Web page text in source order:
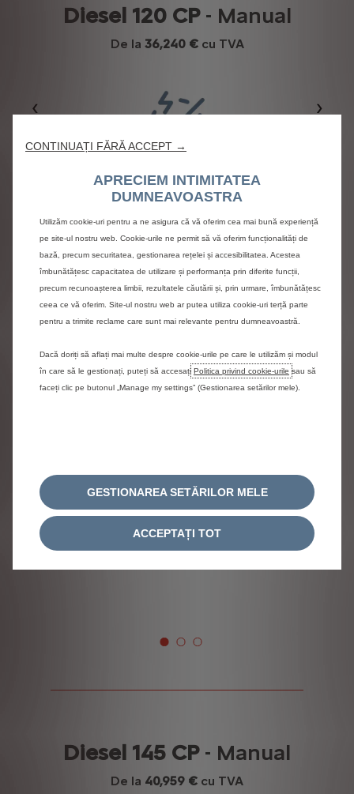
Diesel 120 CP - Manual
De la 36,240 €cu TVA
Précédent
120CP
Diesel 145 CP- Automat
Précédent
Diesel 145 CP - Manual
De la 40,959 € cu TVA
CONTINUAȚI FĂRĂ ACCEPT →
APRECIEM INTIMITATEA
DUMNEAVOASTRA
Utilizăm cookie-uri pentru a ne asigura că vă oferim cea mai bună experiență
pe site-ul nostru web. Cookie-urile ne permit să vă oferim funcționalități de
bază, precum securitatea, gestionarea rețelei și accesibilitatea. Acestea
îmbunătățesc capacitatea de utilizare și performanța prin diferite funcții,
precum recunoașterea limbii, rezultatele căutării și, prin urmare, îmbunătățesc
ceea ce vă oferim. Site-ul nostru web ar putea utiliza cookie-uri terță parte
pentru a trimite reclame care sunt mai relevante pentru dumneavoastră.
Dacă doriți să aflați mai multe despre cookie-urile pe care le utilizăm și modul
în care să le gestionați, puteți să accesați Politica privind cookie-urile sau să
faceți clic pe butonul „Manage my settings” (Gestionarea setărilor mele).
GESTIONAREA SETĂRILOR MELE
ACCEPTAȚI TOT